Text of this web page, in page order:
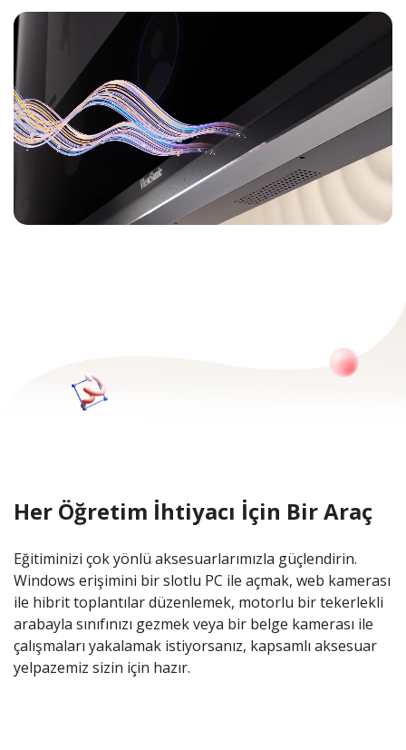
Her Öğretim İhtiyacı İçin Bir Araç
Eğitiminizi çok yönlü aksesuarlarımızla güçlendirin.
Windows erişimini bir slotlu PC ile açmak, web kamerası
ile hibrit toplantılar düzenlemek, motorlu bir tekerlekli
arabayla sınıfınızı gezmek veya bir belge kamerası ile
çalışmaları yakalamak istiyorsanız, kapsamlı aksesuar
yelpazemiz sizin için hazır.